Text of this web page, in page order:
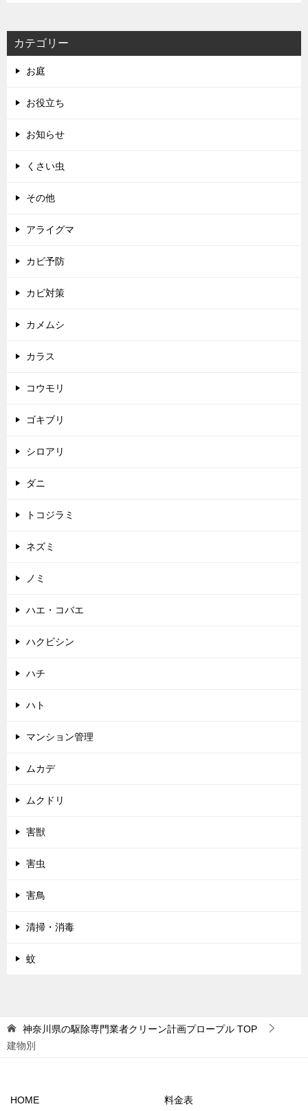
カテゴリー
お庭
お役立ち
お知らせ
くさい虫
その他
アライグマ
カビ予防
カビ対策
カメムシ
カラス
コウモリ
ゴキブリ
シロアリ
ダニ
トコジラミ
ネズミ
ノミ
ハエ・コバエ
ハクビシン
ハチ
ハト
マンション管理
ムカデ
ムクドリ
害獣
害虫
害鳥
清掃・消毒
蚊
神奈川県の駆除専門業者クリーン計画プロープル TOP
建物別
HOME 料金表